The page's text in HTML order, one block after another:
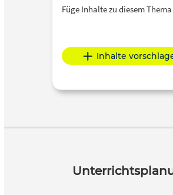
Füge Inhalte zu diesem
Inhalte